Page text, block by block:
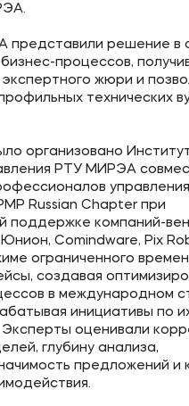
решение в
процессов,
жюри и
технических
организовано
РТУ МИРЭА
Russian Chapter при
поддержке компаний-
Comindware, Pix
ограниченного
создавая
в международном
инициативы по
оценивали
глубину анализа,
предложений и